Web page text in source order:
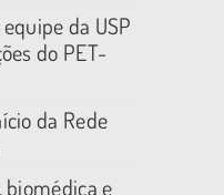
da USP
do PET-
da Rede
e